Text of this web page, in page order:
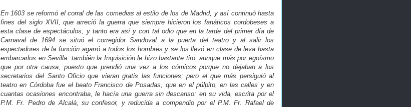
En 1603 se reformó el corral de las comedias al estilo de los de Madrid, y así continuó hasta
fines del siglo XVII, que arreció la guerra que siempre hicieron los fanáticos cordobeses a
esta clase de espectáculos, y tanto era así y con tal odio que en la tarde del primer día de
Carnaval de 1694 se situó el corregidor Sandoval a la puerta del teatro y al salir los
espectadores de la función agarró a todos los hombres y se los llevó en clase de leva hasta
embarcarlos en Sevilla: también la Inquisición le hizo bastante tiro, aunque más por egoísmo
que por otra causa, puesto que prendió una vez a los cómicos porque no dejaban a los
secretarios del Santo Oficio que vieran gratis las funciones; pero el que más persiguió al
teatro en Córdoba fue el beato Francisco de Posadas, que en el púlpito, en las calles y en
cuantas ocasiones encontraba, le hacía una guerra sin descanso: en su vida, escrita por el
P.M. Fr. Pedro de Alcalá, su confesor, y reducida a compendio por el P.M. Fr. Rafael de